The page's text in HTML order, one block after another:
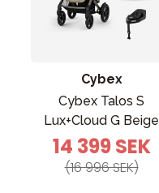
Cybex
Cybex Talos S
Lux+Cloud G Beige
14 399 SEK
(16 996 SEK)